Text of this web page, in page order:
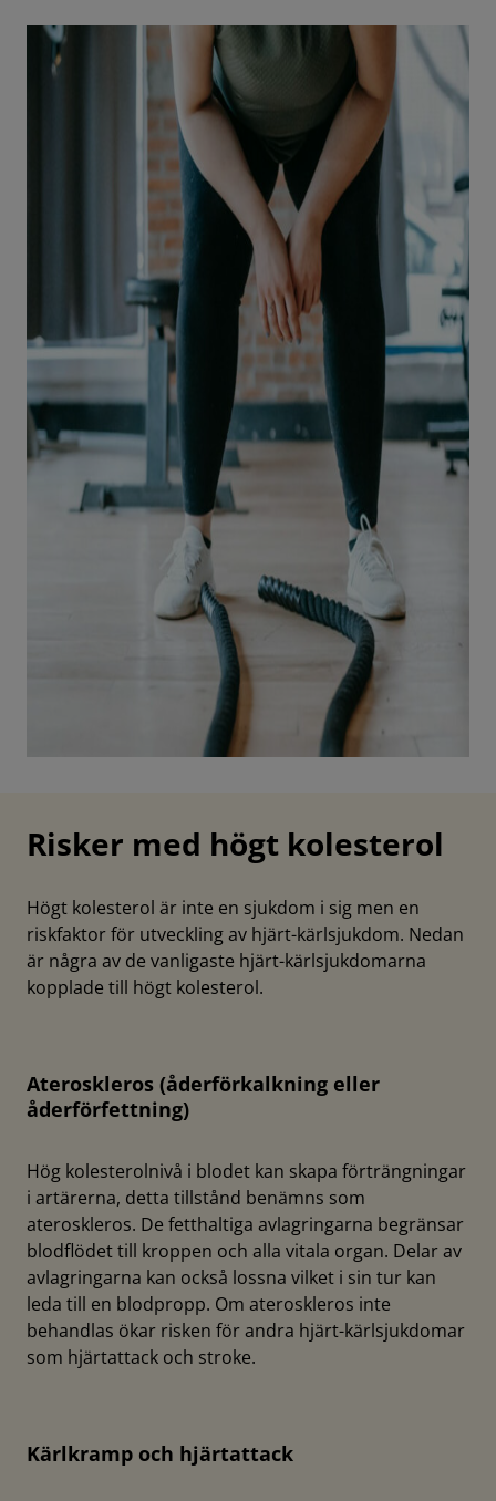
Risker med högt kolesterol
Högt kolesterol är inte en sjukdom i sig men en
riskfaktor för utveckling av hjärt-kärlsjukdom. Nedan
är några av de vanligaste hjärt-kärlsjukdomarna
kopplade till högt kolesterol.
Ateroskleros (åderförkalkning eller
åderförfettning)
Hög kolesterolnivå i blodet kan skapa förträngningar
i artärerna, detta tillstånd benämns som
ateroskleros. De fetthaltiga avlagringarna begränsar
blodflödet till kroppen och alla vitala organ. Delar av
avlagringarna kan också lossna vilket i sin tur kan
leda till en blodpropp. Om ateroskleros inte
behandlas ökar risken för andra hjärt-kärlsjukdomar
som hjärtattack och stroke.
Kärlkramp och hjärtattack